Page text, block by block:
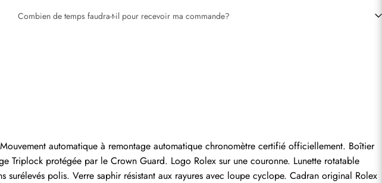
Combien de temps faudra-t-il pour recevoir ma commande?
Mouvement automatique à remontage automatique chronomètre certifié officiellement. Boîtier
Triplock protégée par le Crown Guard. Logo Rolex sur une couronne. Lunette rotatable
polis. Verre saphir résistant aux rayures avec loupe cyclope. Cadran original Rolex